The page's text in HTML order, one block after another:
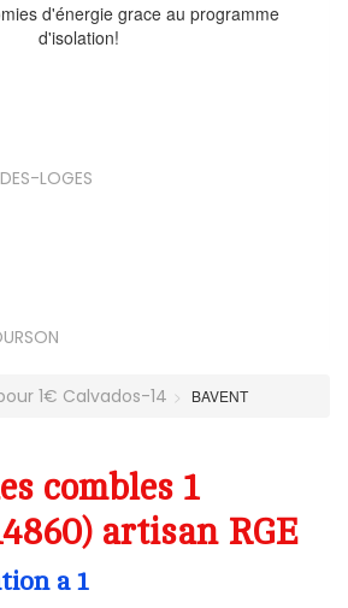
d'énergie grace au programme
d'isolation!
LOGES
1€ Calvados-14 BAVENT
combles 1
artisan RGE
a 1